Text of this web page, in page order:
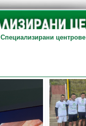
Специализирани центрове